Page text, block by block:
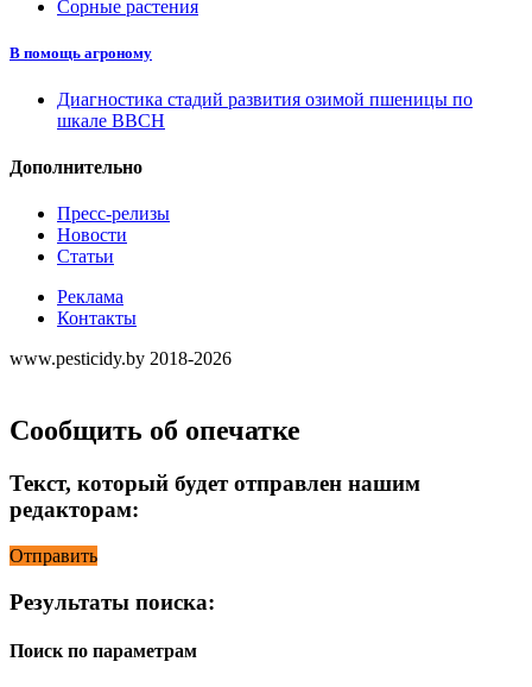
Сорные растения
В помощь агроному
Диагностика стадий развития озимой пшеницы по
шкале ВВСН
Дополнительно
Пресс-релизы
Новости
Статьи
Реклама
Контакты
www.pesticidy.by 2018-2026
Сообщить об опечатке
Текст, который будет отправлен нашим
редакторам:
Отправить
Результаты поиска:
Поиск по параметрам